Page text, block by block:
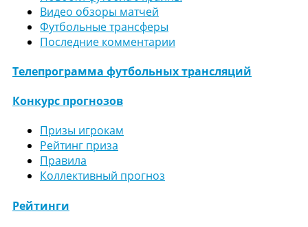
Видео обзоры матчей
Футбольные трансферы
Последние комментарии
Телепрограмма футбольных трансляций
Конкурс прогнозов
Призы игрокам
Рейтинг приза
Правила
Коллективный прогноз
Рейтинги